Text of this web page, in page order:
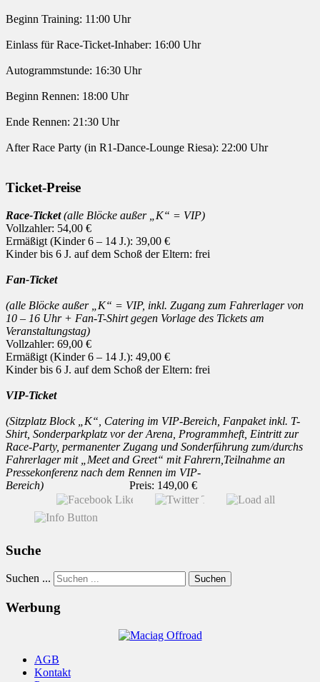
Beginn Training: 11:00 Uhr
Einlass für Race-Ticket-Inhaber: 16:00 Uhr
Autogrammstunde: 16:30 Uhr
Beginn Rennen: 18:00 Uhr
Ende Rennen: 21:30 Uhr
After Race Party (in R1-Dance-Lounge Riesa): 22:00 Uhr
Ticket-Preise
Race-Ticket(alle Blöcke außer „K“ = VIP)
Vollzahler: 54,00 €
Ermäßigt (Kinder 6 – 14 J.): 39,00 €
Kinder bis 6 J. auf dem Schoß der Eltern: frei
Fan-Ticket
(alle Blöcke außer „K“ = VIP, inkl. Zugang zum Fahrerlager von
10 – 16 Uhr + Fan-T-Shirt gegen Vorlage des Tickets am
Veranstaltungstag)
Vollzahler: 69,00 €
Ermäßigt (Kinder 6 – 14 J.): 49,00 €
Kinder bis 6 J. auf dem Schoß der Eltern: frei
VIP-Ticket
(Sitzplatz Block „K“, Catering im VIP-Bereich, Fanpaket inkl. T-
Shirt, Sonderparkplatz vor der Arena, Programmheft, Eintritt zur
Race-Party, permanenter Zugang und Sonderführung zum/durchs
Fahrerlager mit „Meet and Greet“ mit Fahrern,Teilnahme an
Pressekonferenz nach dem Rennen im VIP-
Bereich) Preis: 149,00 €
Suche
Suchen ... Suchen
Werbung
AGB
Kontakt